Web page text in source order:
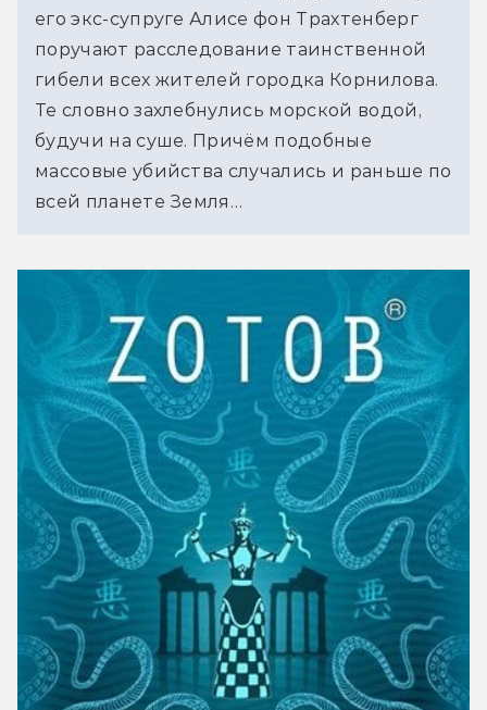
его экс-супруге Алисе фон Трахтенберг
поручают расследование таинственной
гибели всех жителей городка Корнилова.
Те словно захлебнулись морской водой,
будучи на суше. Причём подобные
массовые убийства случались и раньше по
всей планете Земля…